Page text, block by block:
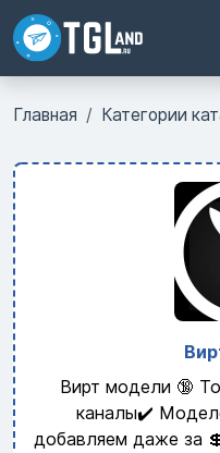
Главная Категории
Вирт модели 🔞
каналы✔️
добавляем даже за